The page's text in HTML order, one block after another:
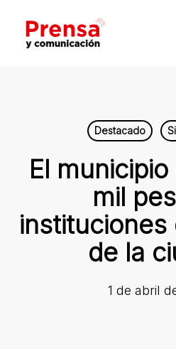
main
Destacado
El
mil
de la
1 de abril